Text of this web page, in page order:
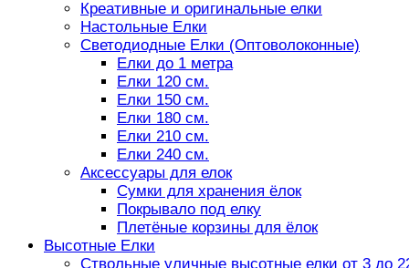
Креативные и оригинальные елки
Настольные Елки
Светодиодные Елки (Оптоволоконные)
Елки до 1 метра
Елки 120 см.
Елки 150 см.
Елки 180 см.
Елки 210 см.
Елки 240 см.
Аксессуары для елок
Сумки для хранения ёлок
Покрывало под елку
Плетёные корзины для ёлок
Высотные Елки
Ствольные уличные высотные елки от 3 до